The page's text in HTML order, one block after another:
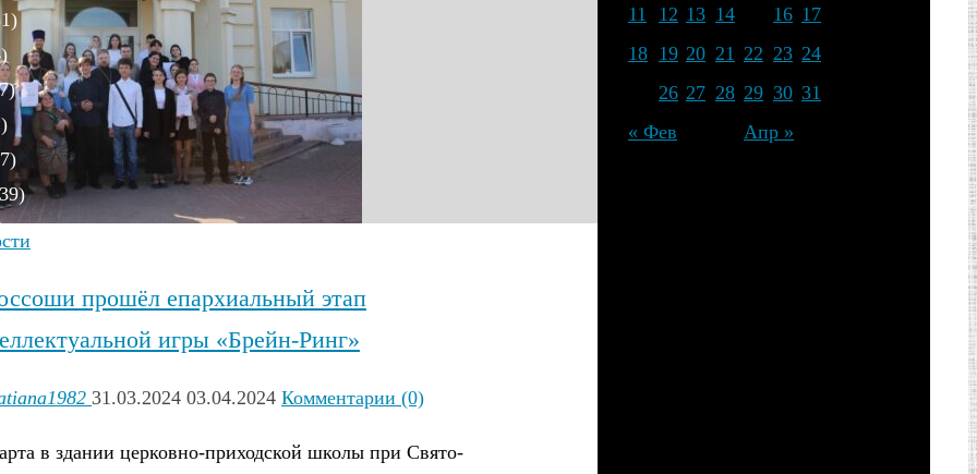
прошёл епархиальный этап
игры «Брейн-Ринг»
31.03.2024 03.04.2024 Комментарии (0)
в здании церковно-приходской школы при Свято-
« Фев Апр »
11
12 13 14 16 17
18 19 20 21 22 23 24
26 27 28 29 30 31